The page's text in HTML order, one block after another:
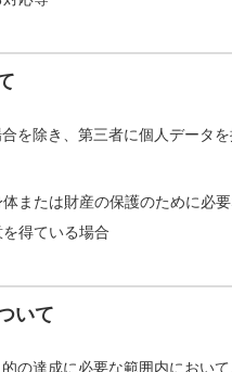
を除き、第三者に個人データを
または財産の保護のために必
得ている場合
いて
の達成に必要な範囲内におい